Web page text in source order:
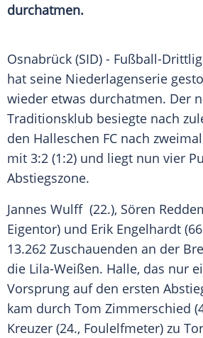
durchatmen.
Osnabrück (SID) - Fußball-
hat seine Niederlagenserie
wieder etwas durchatmen. Der
Traditionsklub besiegte nach
den Halleschen FC nach
mit 3:2 (1:2) und liegt nun vier
Abstiegszone.
Jannes Wulff (22.), Sören
Eigentor) und Erik Engelhardt
13.262 Zuschauenden an der
die Lila-Weißen. Halle, das nur
Vorsprung auf den ersten
kam durch Tom Zimmerschied
Kreuzer (24., Foulelfmeter) zu